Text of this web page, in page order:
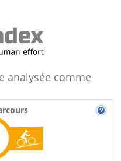
analysée comme